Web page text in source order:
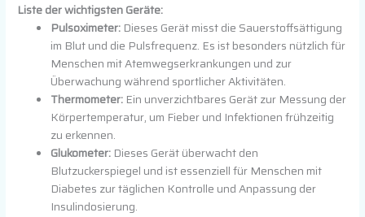
Liste der wichtigsten Geräte:
Pulsoximeter: Dieses Gerät misst die Sauerstoffsättigung
im Blut und die Pulsfrequenz. Es ist besonders nützlich für
Menschen mit Atemwegserkrankungen und zur
Überwachung während sportlicher Aktivitäten.
Thermometer: Ein unverzichtbares Gerät zur Messung der
Körpertemperatur, um Fieber und Infektionen frühzeitig
zu erkennen.
Glukometer: Dieses Gerät überwacht den
Blutzuckerspiegel und ist essenziell für Menschen mit
Diabetes zur täglichen Kontrolle und Anpassung der
Insulindosierung.